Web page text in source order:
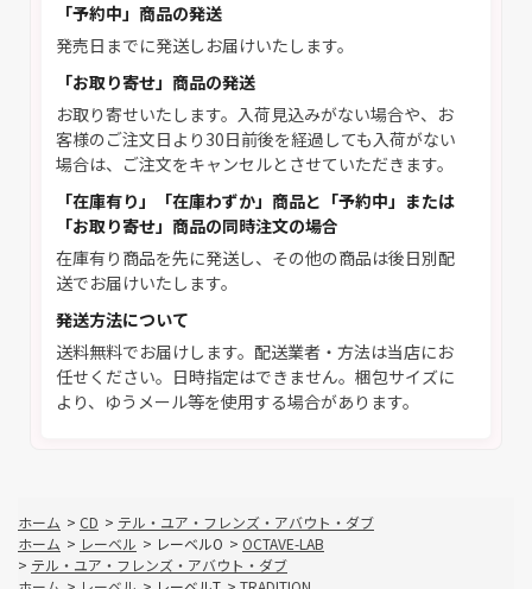
「予約中」商品の発送
発売日までに発送しお届けいたします。
「お取り寄せ」商品の発送
お取り寄せいたします。入荷見込みがない場合や、お
客様のご注文日より30日前後を経過しても入荷がない
場合は、ご注文をキャンセルとさせていただきます。
「在庫有り」「在庫わずか」商品と「予約中」または
「お取り寄せ」商品の同時注文の場合
在庫有り商品を先に発送し、その他の商品は後日別配
送でお届けいたします。
発送方法について
送料無料でお届けします。配送業者・方法は当店にお
任せください。日時指定はできません。梱包サイズに
より、ゆうメール等を使用する場合があります。
ホーム > CD > テル・ユア・フレンズ・アバウト・ダブ
ホーム > レーベル > レーベルO > OCTAVE-LAB
> テル・ユア・フレンズ・アバウト・ダブ